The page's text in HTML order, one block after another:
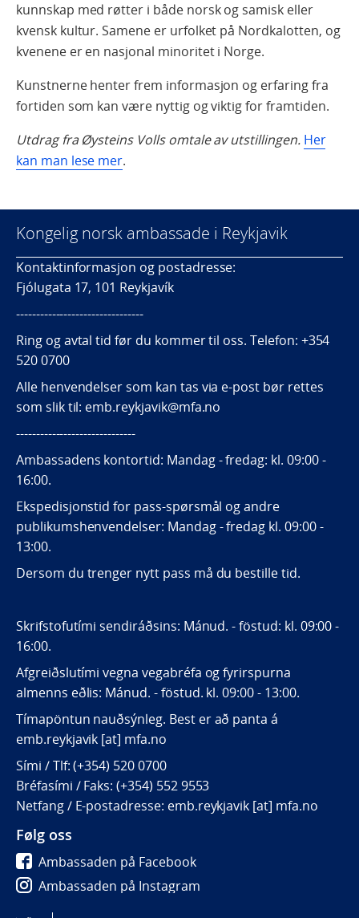
kunnskap med røtter i både norsk og samisk eller
kvensk kultur. Samene er urfolket på Nordkalotten, og
kvenene er en nasjonal minoritet i Norge.
Kunstnerne henter frem informasjon og erfaring fra
fortiden som kan være nyttig og viktig for framtiden.
Utdrag fra Øysteins Volls omtale av utstillingen. Her
kan man lese mer.
Kongelig norsk ambassade i Reykjavik
Kontaktinformasjon og postadresse:
Fjólugata 17, 101 Reykjavík
--------------------------------
Ring og avtal tid før du kommer til oss. Telefon: +354
520 0700
Alle henvendelser som kan tas via e-post bør rettes
som slik til: emb.reykjavik@mfa.no
------------------------------
Ambassadens kontortid: Mandag - fredag: kl. 09:00 -
16:00.
Ekspedisjonstid for pass-spørsmål og andre
publikumshenvendelser: Mandag - fredag kl. 09:00 -
13:00.
Dersom du trenger nytt pass må du bestille tid.
Skrifstofutími sendiráðsins: Mánud. - föstud: kl. 09:00 -
16:00.
Afgreiðslutími vegna vegabréfa og fyrirspurna
almenns eðlis: Mánud. - föstud. kl. 09:00 - 13:00.
Tímapöntun nauðsýnleg. Best er að panta á
emb.reykjavik [at] mfa.no
Sími / Tlf: (+354) 520 0700
Bréfasími / Faks: (+354) 552 9553
Netfang / E-postadresse: emb.reykjavik [at] mfa.no
Følg oss
Ambassaden på Facebook
Ambassaden på Instagram
Ambassaden på LinkedIn